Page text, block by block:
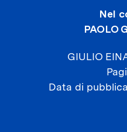
Nel
PAOLO
GIULIO
Data di